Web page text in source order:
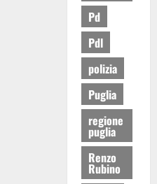
Pd
Pdl
polizia
Puglia
regione
puglia
Renzo
Rubino